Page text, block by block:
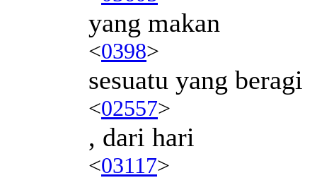
yang makan
<0398>
sesuatu yang beragi
<02557>
, dari hari
<03117>